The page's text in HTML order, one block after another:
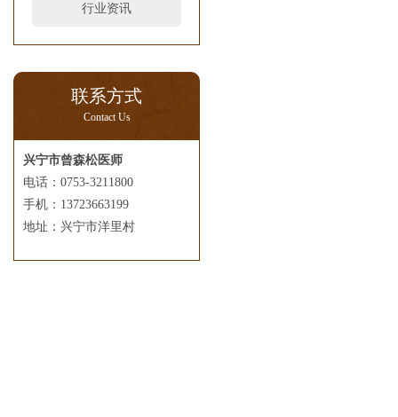
行业资讯
联系方式
Contact Us
兴宁市曾森松医师
电话：0753-3211800
手机：13723663199
地址：兴宁市洋里村